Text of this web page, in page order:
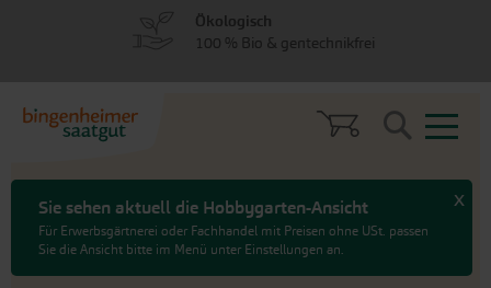
Sie sehen aktuell die Hobbygarten-Ansicht
Für Erwerbsgärtnerei oder Fachhandel mit Preisen ohne USt. passen
Sie die Ansicht bitte im Menü unter Einstellungen an.
x
Search
Ökologisch
100 % Bio & gentechnikfrei